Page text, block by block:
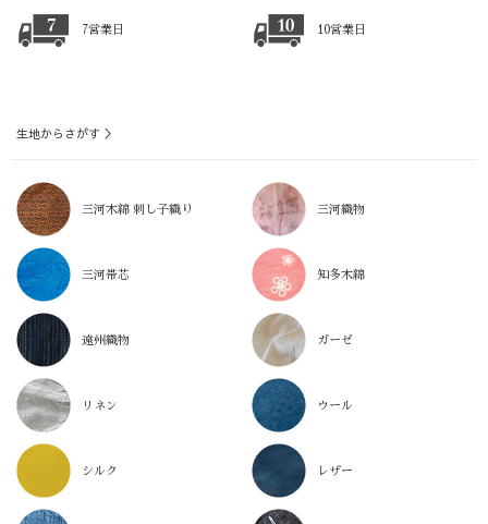
7営業日 10営業日
生地からさがす ＞
三河木綿 刺し子織り 三河織物
三河帯芯 知多木綿
遠州織物 ガーゼ
リネン ウール
シルク レザー